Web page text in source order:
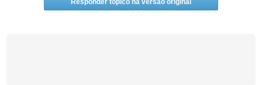
Responder tópico na versão original